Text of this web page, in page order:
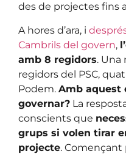
des de projectes fins
A hores d’ara, i
Cambrils del govern,
amb 8 regidors. Una
regidors del PSC,
Podem. Amb aquest
governar? La
conscients que
grups si volen tirar
projecte. Començant